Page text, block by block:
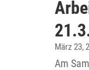
März 23,
Am